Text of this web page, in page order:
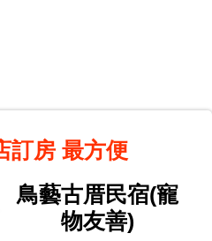
訂房 最方便
鳥藝古厝民宿(寵
物友善)